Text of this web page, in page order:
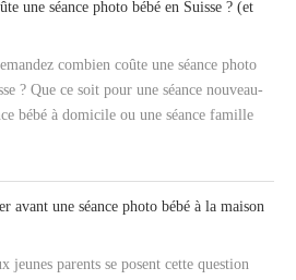
une séance photo bébé en Suisse ? (et
combien coûte une séance photo
? Que ce soit pour une séance nouveau-
bébé à domicile ou une séance famille
avant une séance photo bébé à la maison
jeunes parents se posent cette question